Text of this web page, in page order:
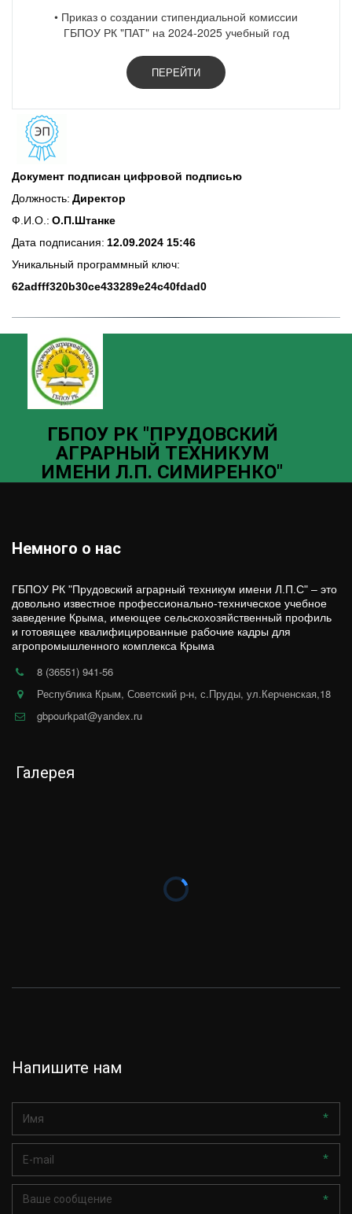
• Приказ о создании стипендиальной комиссии
ГБПОУ РК "ПАТ" на 2024-2025 учебный год
ПЕРЕЙТИ
Документ подписан цифровой подписью
Должность: Директор
Ф.И.О.: О.П.Штанке
Дата подписания: 12.09.2024 15:46
Уникальный программный ключ:
62adfff320b30ce433289e24c40fdad0
ГБ­­ПОУ РК "ПРУДОВСКИЙ
АГРАРНЫЙ ТЕХНИКУМ
ИМЕНИ Л.П. СИМИРЕНКО"
Немного о нас
ГБПОУ РК "Прудовский аграрный техникум имени Л.П.С" – это
довольно известное профессионально-техническое учебное
заведение Крыма, имеющее сельскохозяйственный профиль
и готовящее квалифицированные рабочие кадры для
агропромышленного комплекса Крыма
8 (36551) 941-56
Республика Крым, Советский р-н, с.Пруды, ул.Керченская,18
gbpourkpat@yandex.ru
Галерея
Напишите нам
*
*
*